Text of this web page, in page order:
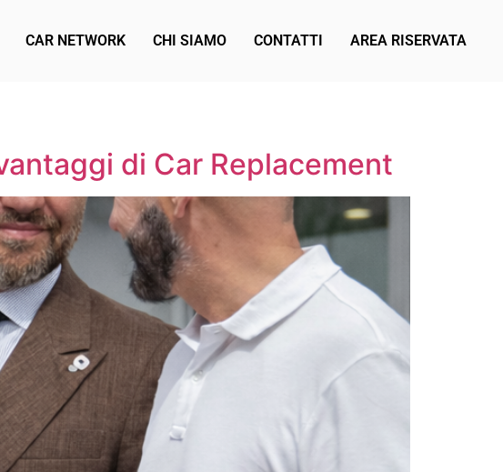
CAR NETWORK CHI SIAMO CONTATTI AREA RISERVATA
di Car Replacement